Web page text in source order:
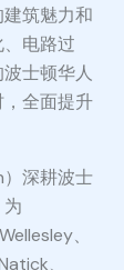
筑魅力和
电路过
士顿华人
全面提升
深耕波士
、
、